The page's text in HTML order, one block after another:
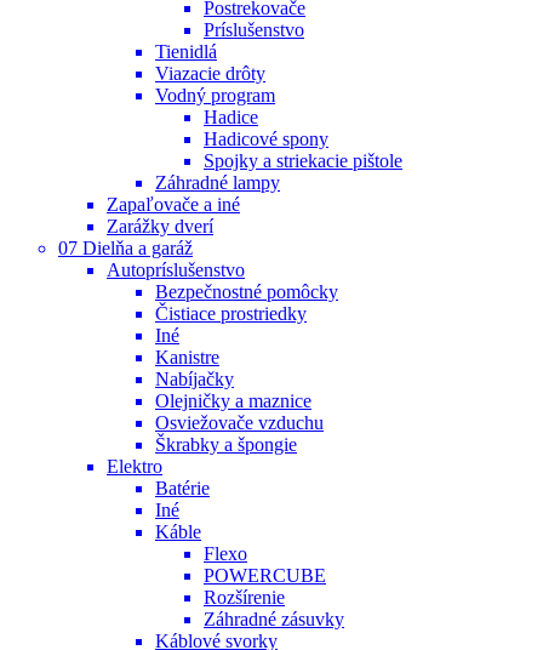
Postrekovače
Príslušenstvo
Tienidlá
Viazacie drôty
Vodný program
Hadice
Hadicové spony
Spojky a striekacie pištole
Záhradné lampy
Zapaľovače a iné
Zarážky dverí
07 Dielňa a garáž
Autopríslušenstvo
Bezpečnostné pomôcky
Čistiace prostriedky
Iné
Kanistre
Nabíjačky
Olejničky a maznice
Osviežovače vzduchu
Škrabky a špongie
Elektro
Batérie
Iné
Káble
Flexo
POWERCUBE
Rozšírenie
Záhradné zásuvky
Káblové svorky